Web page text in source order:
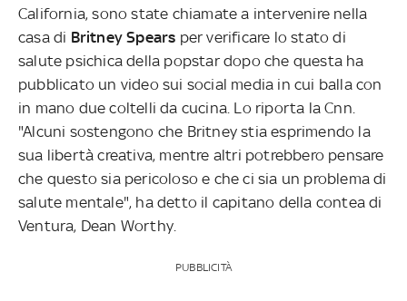
California, sono state chiamate a intervenire nella
casa di Britney Spears per verificare lo stato di
salute psichica della popstar dopo che questa ha
pubblicato un video sui social media in cui balla con
in mano due coltelli da cucina. Lo riporta la Cnn.
"Alcuni sostengono che Britney stia esprimendo la
sua libertà creativa, mentre altri potrebbero pensare
che questo sia pericoloso e che ci sia un problema di
salute mentale", ha detto il capitano della contea di
Ventura, Dean Worthy.
PUBBLICITÀ